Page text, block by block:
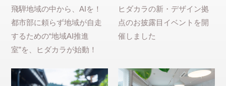
飛騨地域の中から、AIを！
都市部に頼らず地域が自走
するための“地域AI推進
室”を、ヒダカラが始動！
ヒダカラの新・デザイン拠
点のお披露目イベントを開
催しました